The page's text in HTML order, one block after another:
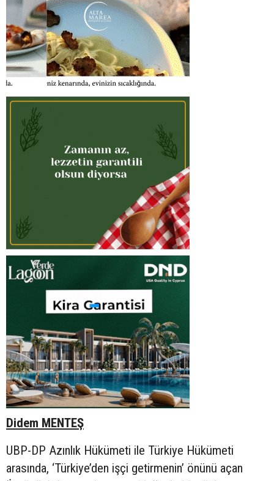
Didem MENTEŞ
UBP-DP Azınlık Hükümeti ile Türkiye Hükümeti
arasında, ‘Türkiye’den işçi getirmenin’ önünü açan